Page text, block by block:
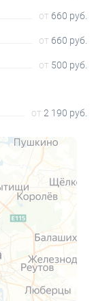
от 660 руб.
от 660 руб.
от 500 руб.
от 2 190 руб.